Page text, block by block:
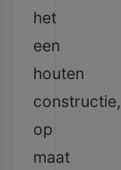
het
een
houten
constructie,
op
maat